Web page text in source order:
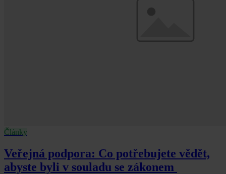
Články
Veřejná podpora: Co potřebujete vědět,
abyste byli v souladu se zákonem